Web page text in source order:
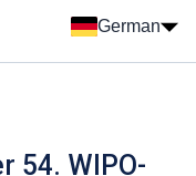
German
54. WIPO-